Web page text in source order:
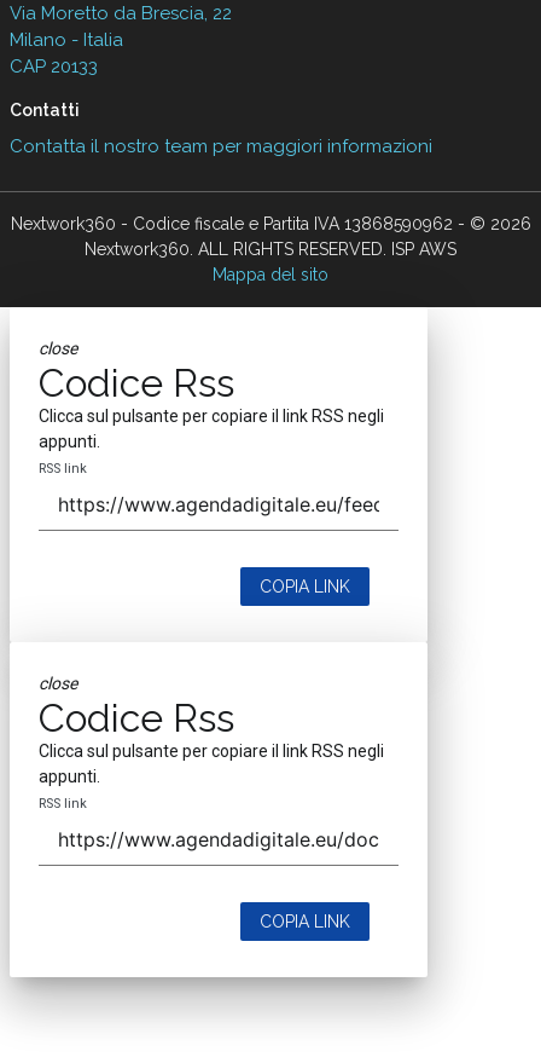
Via Moretto da Brescia, 22
Milano - Italia
CAP 20133
Contatti
Contatta il nostro team per maggiori informazioni
Nextwork360 - Codice fiscale e Partita IVA 13868590962 - © 2026
Nextwork360. ALL RIGHTS RESERVED. ISP AWS
Mappa del sito
close
Codice Rss
Clicca sul pulsante per copiare il link RSS negli
appunti.
RSS link
COPIA LINK
close
Codice Rss
Clicca sul pulsante per copiare il link RSS negli
appunti.
RSS link
COPIA LINK